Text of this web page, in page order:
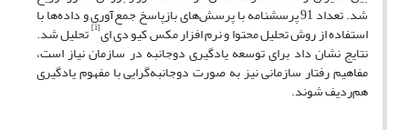
شد. تعداد 91 پرسشنامه با پرسش‌های بازپاسخ جمع‌آوری و داده‌ها با
استفاده از روش تحلیل محتوا و نرم افزار مکس کیو دی ای[1] تحلیل شد.
نتایج نشان داد برای توسعه یادگیری دوجانبه در سازمان نیاز است،
مفاهیم رفتار سازمانی نیز به صورت دوجانبه‌گرایی با مفهوم یادگیری
هم‌ردیف شوند.